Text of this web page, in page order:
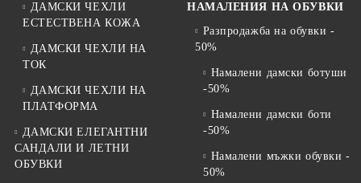
ДАМСКИ ЧЕХЛИ
ЕСТЕСТВЕНА КОЖА
ДАМСКИ ЧЕХЛИ НА
ТОК
ДАМСКИ ЧЕХЛИ НА
ПЛАТФОРМА
ДАМСКИ ЕЛЕГАНТНИ
САНДАЛИ И ЛЕТНИ
ОБУВКИ
НАМАЛЕНИЯ НА ОБУВКИ
Разпродажба на обувки -
50%
Намалени дамски ботуши
-50%
Намалени дамски боти
-50%
Намалени мъжки обувки -
50%